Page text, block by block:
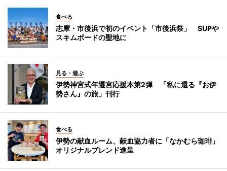
食べる
志摩・市後浜で初のイベント「市後浜祭」 SUPや
スキムボードの聖地に
見る・遊ぶ
伊勢神宮式年遷宮応援本第2弾 「私に還る『お伊
勢さん』の旅」刊行
食べる
伊勢の献血ルーム、献血協力者に「なかむら珈琲」
オリジナルブレンド進呈